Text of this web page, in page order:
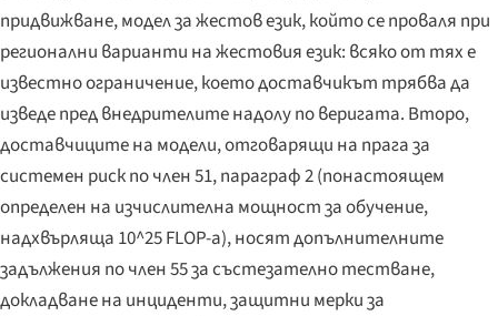
придвижване, модел за жестов език, който се проваля при
регионални варианти на жестовия език: всяко от тях е
известно ограничение, което доставчикът трябва да
изведе пред внедрителите надолу по веригата. Второ,
доставчиците на модели, отговарящи на прага за
системен риск по член 51, параграф 2 (понастоящем
определен на изчислителна мощност за обучение,
надхвърляща 10^25 FLOP-а), носят допълнителните
задължения по член 55 за състезателно тестване,
докладване на инциденти, защитни мерки за